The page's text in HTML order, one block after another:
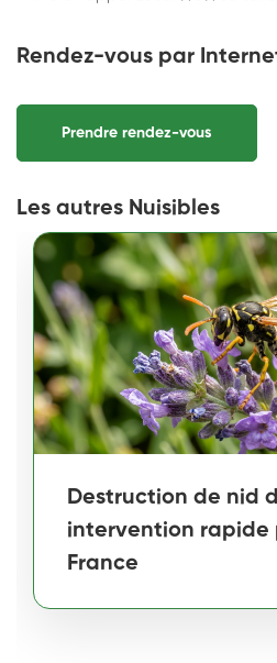
Rendez-vous par
Prendre rendez-vous
Les autres Nuisibles
Destruction de nid
intervention rapide
France